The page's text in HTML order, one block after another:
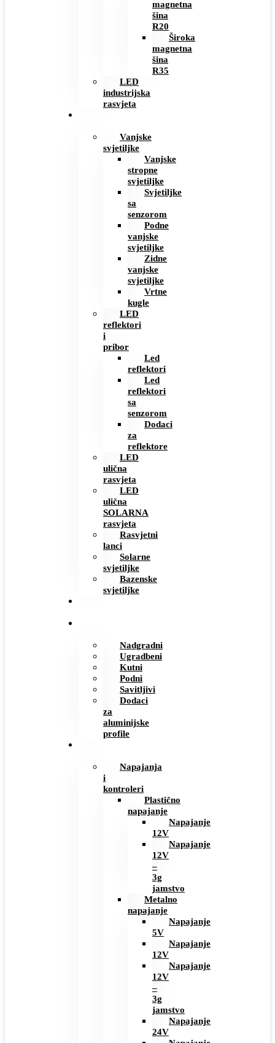
magnetna
šina
R20
Široka
magnetna
šina
R35
LED
industrijska
rasvjeta
Vanjske
svjetiljke
Vanjske
stropne
svjetiljke
Svjetiljke
sa
senzorom
Podne
vanjske
svjetiljke
Zidne
vanjske
svjetiljke
Vrtne
kugle
LED
reflektori
i
pribor
Led
reflektori
Led
reflektori
sa
senzorom
Dodaci
za
reflektore
LED
ulična
rasvjeta
LED
ulična
SOLARNA
rasvjeta
Rasvjetni
lanci
Solarne
svjetiljke
Bazenske
svjetiljke
Nadgradni
Ugradbeni
Kutni
Podni
Savitljivi
Dodaci
za
aluminijske
profile
Napajanja
i
kontroleri
Plastično
napajanje
Napajanje
12V
Napajanje
12V
–
3g
jamstvo
Metalno
napajanje
Napajanje
5V
Napajanje
12V
Napajanje
12V
–
3g
jamstvo
Napajanje
24V